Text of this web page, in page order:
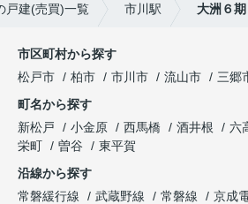
戸建(売買)一覧 市川駅 大洲６
市区町村から探す
松戸市
柏市 市川市 流山市 三郷
町名から探す
新松戸
小金原 西馬橋 酒井根 六
栄町
曽谷
東平賀
沿線から探す
常磐緩行線
武蔵野線 常磐線
京成